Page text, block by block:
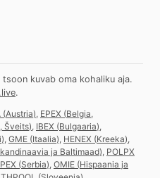
kuvab oma kohaliku aja.
.
(Austria) EPEX (Belgia,
Šveits) IBEX (Bulgaaria)
) GME (Itaalia) HENEX (Kreeka)
ja Baltimaad) POLPX
(Serbia) OMIE (Hispaania ja